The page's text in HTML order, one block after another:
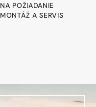
NA POŽIADANIE
MONTÁŽ A SERVIS